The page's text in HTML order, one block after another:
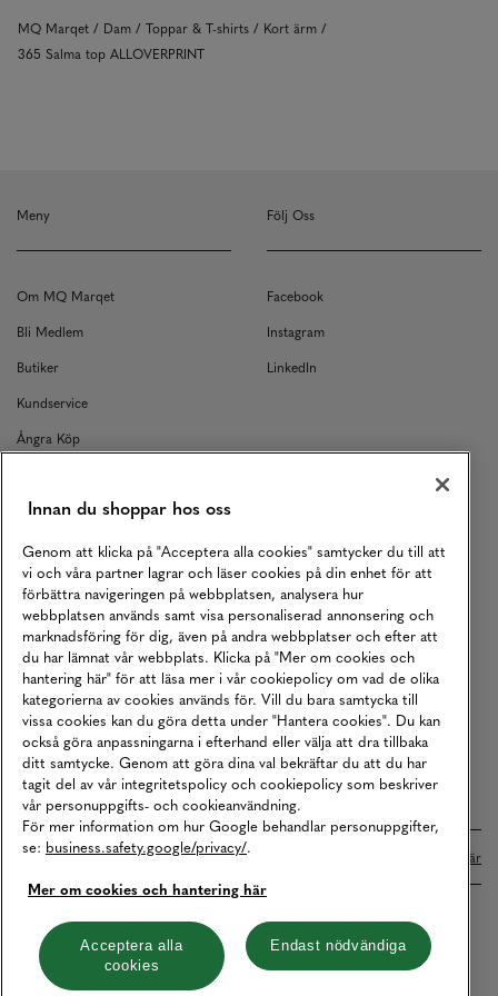
MQ Marqet Dam Toppar & T-shirts
Kort ärm
365 Salma top ALLOVERPRINT
Meny
Om MQ Marqet
Bli Medlem
Butiker
Kundservice
Ångra Köp
Returer
Köpvillkor
Karriär
Vårt Ansvar
Våra Tjänster
Press
Studentrabatt
B2B
Tillgänglighetsredogörelse
Följ Oss
Facebook
Instagram
LinkedIn
Betalningar online sköts i samarbete med Klarna. Läs mer här
Cookies Integritetspolicy
Hantera cookies
Innan du shoppar hos oss
Genom att klicka på "Acceptera alla cookies" samtycker du till att
vi och våra partner lagrar och läser cookies på din enhet för att
förbättra navigeringen på webbplatsen, analysera hur
webbplatsen används samt visa personaliserad annonsering och
marknadsföring för dig, även på andra webbplatser och efter att
du har lämnat vår webbplats. Klicka på "Mer om cookies och
hantering här" för att läsa mer i vår cookiepolicy om vad de olika
kategorierna av cookies används för. Vill du bara samtycka till
vissa cookies kan du göra detta under "Hantera cookies". Du kan
också göra anpassningarna i efterhand eller välja att dra tillbaka
ditt samtycke. Genom att göra dina val bekräftar du att du har
tagit del av vår integritetspolicy och cookiepolicy som beskriver
vår personuppgifts- och cookieanvändning.
För mer information om hur Google behandlar personuppgifter,
se: business.safety.google/privacy/.
Mer om cookies och hantering här
Acceptera alla
cookies
Endast nödvändiga